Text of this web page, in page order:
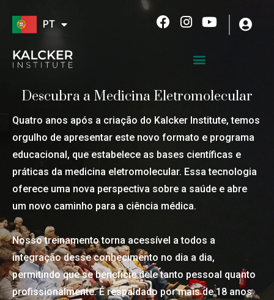
PT
F
o
o
k
I
r
a
m
Y
b
e
Descubra a Medicina Eletromolecular
Quatro anos após a criação do Kalcker Institute, temos
orgulho de apresentar este novo formato e programa
educacional, que estabelece as bases científicas e
práticas da medicina eletromolecular. Essa tecnologia
oferece uma nova perspectiva sobre a saúde e abre
um novo caminho para a ciência médica.
Nosso treinamento torna acessível a todos a
integração desse conhecimento no dia a dia,
permitindo que se beneficie dele tanto pessoal quanto
profissionalmente. É respaldado por mais de 18 anos